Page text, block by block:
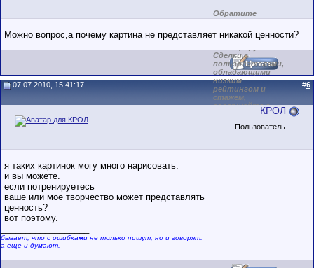
Обратите
внимание на
маленький стаж
пользователя на
Сделки с
пользователями,
обладающими
низким
рейтингом и
стажем,
совершайте с
осторожностью!
Можно вопрос,а почему картина не представляет никакой ценности?
07.07.2010, 15:41:17 #6
КРОЛ
Пользователь
я таких картинок могу много нарисовать.
и вы можете.
если потренируетесь
ваше или мое творчество может представлять
ценность?
вот поэтому.
бывает, что с ошибками не только пишут, но и говорят.
а еще и думают.